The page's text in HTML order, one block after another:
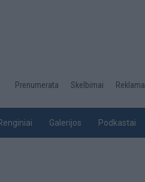
Desktop
top
Prenumerata Skelbimai Reklama
Galerijos Podkastai